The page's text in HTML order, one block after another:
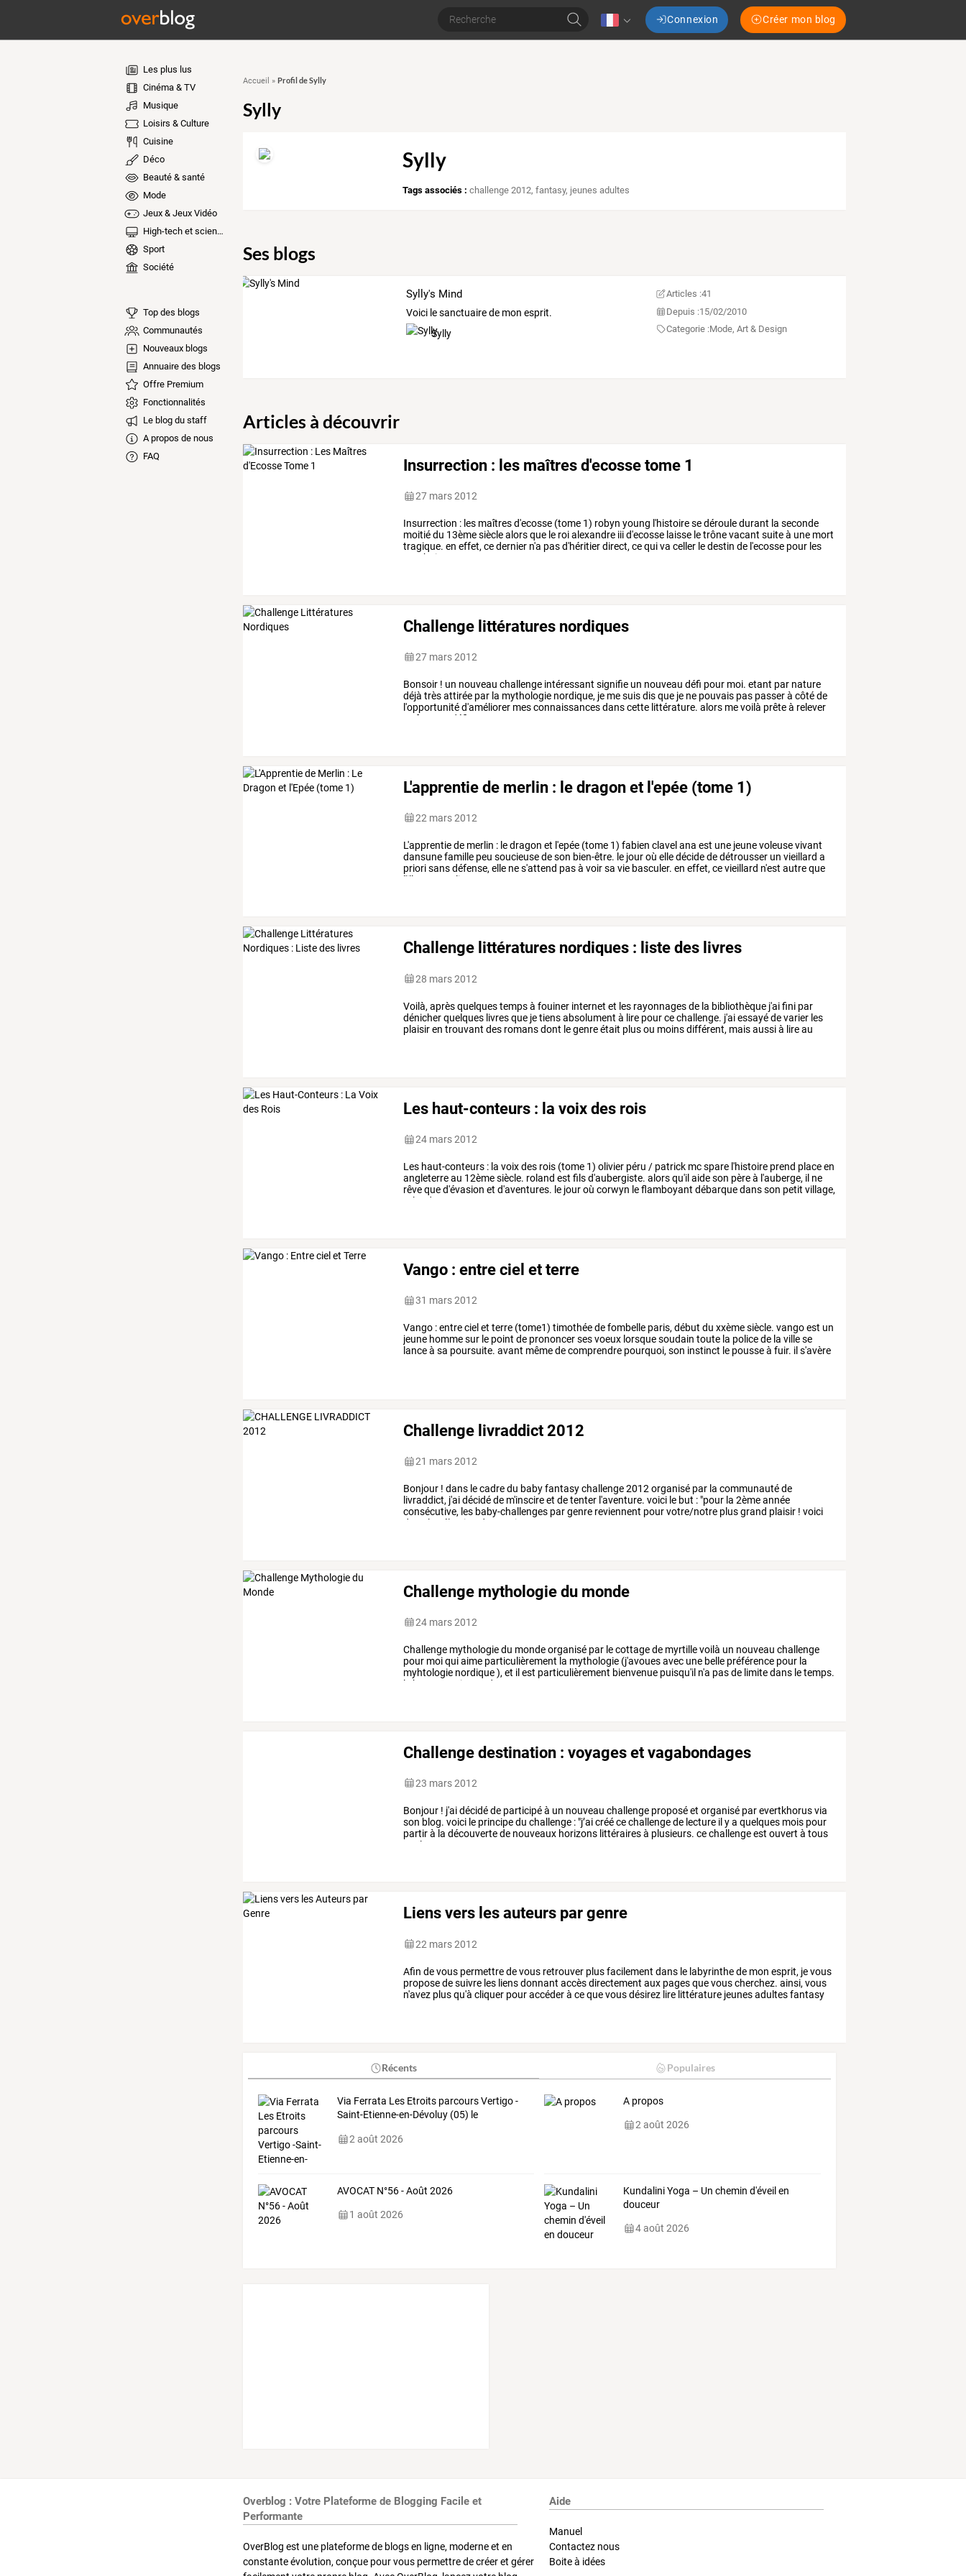
Connexion Créer mon blog
Les plus lus
Cinéma & TV
Musique
Loisirs & Culture
Cuisine
Déco
Beauté & santé
Mode
Jeux & Jeux Vidéo
High-tech et sciences
Sport
Société
Top des blogs
Communautés
Nouveaux blogs
Annuaire des blogs
Offre Premium
Fonctionnalités
Le blog du staff
A propos de nous
FAQ
Accueil » Profil de Sylly
Sylly
Sylly
Tags associés : challenge 2012,fantasy, jeunes adultes
Ses blogs
Sylly's Mind
Voici le sanctuaire de mon esprit.
Sylly
Articles :41
Depuis :15/02/2010
Categorie :Mode, Art & Design
Articles à découvrir
Insurrection : les maîtres d'ecosse tome 1
27 mars 2012
Insurrection : les maîtresd'ecosse (tome 1) robyn young l'histoiresedérouledurant la seconde
moitiédu 13èmesièclealorsque le roialexandre iiid'ecosse laisse letrônevacant suiteà une mort
tragique. en effet, cedernier n'a pasd'héritierdirect, cequiva celler ledestin de l'ecosse pour les
prochaines
Challenge littératures nordiques
27 mars 2012
Bonsoir ! un nouveau challenge intéressant signifie un nouveau défi pour moi. etant par nature
déjà trèsattirée par la mythologie nordique, je mesuisdisque je ne pouvais pas passerà côtéde
l'opportunitéd'améliorer mesconnaissancesdanscette littérature. alors mevoilà prêteà relever
fameux défi
L'apprentie de merlin : le dragon et l'epée (tome 1)
22 mars 2012
L'apprentiede merlin : ledragon et l'epée (tome 1) fabien clavel ana est une jeunevoleusevivant
dansunefamille peu soucieusedeson bien-être. le jouroù elledécidededétrousser un vieillard a
priorisansdéfense, elle nes'attend pasà voirsa vie basculer. en effet, cevieillard n'est autreque
l'illustre
merlin,
Challenge littératures nordiques : liste des livres
28 mars 2012
Voilà, aprèsquelquestempsà fouiner internet et les rayonnagesde la bibliothèque j'aifini par
dénicherquelques livresque jetiensabsolument à lire pourcechallenge. j'aiessayédevarier les
plaisiren trouvant des romansdont legenreétait plusou moinsdifférent, maisaussià lireau
Les haut-conteurs : la voix des rois
24 mars 2012
Les haut-conteurs : la voixdes rois (tome 1) olivier péru / patrick mcspare l'histoire prend placeen
angleterreau 12èmesiècle. roland est filsd'aubergiste. alorsqu'il aideson pèreà l'auberge, il ne
rêvequed'évasion et d'aventures. le jouroù corwyn leflamboyant débarquedansson petit village,
roland
Vango : entre ciel et terre
31 mars 2012
Vango :entreciel et terre (tome1) timothéedefombelle paris,début du xxèmesiècle. vangoest un
jeune hommesur le point de prononcersesvoeux lorsquesoudain toute la policede la villese
lanceà sa poursuite. avant mêmedecomprendre pourquoi,son instinct le pousseà fuir. il s'avère
Challenge livraddict 2012
21 mars 2012
Bonjour ! dans lecadredu babyfantasychallenge2012 organisé par la communautéde
livraddict, j'aidécidéde m'inscireet detenter l'aventure. voici le but : "pour la 2èmeannée
consécutive, les baby-challenges pargenre reviennent pourvotre/notre plusgrand plaisir ! voici
donc
la sélection des titres
Challenge mythologie du monde
24 mars 2012
Challenge mythologiedu mondeorganisé par lecottagede myrtillevoilà un nouveau challenge
pour moiquiaime particulièrement la mythologie (j'avouesavec une belle préférence pour la
myhtologie nordique), et il est particulièrement bienvenue puisqu'il n'a pasde limitedans letemps.
le
but vraiment de
Challenge destination : voyages et vagabondages
23 mars 2012
Bonjour ! j'aidécidéde participéà un nouveau challenge proposéet organisé parevertkhorusvia
son blog. voici le principedu challenge : "j’aicréécechallengede lecture il ya quelques mois pour
partirà la découvertede nouveaux horizons littérairesà plusieurs. cechallengeest ouvert à tous
plus
Liens vers les auteurs par genre
22 mars 2012
Afin de vous permettre de vous retrouver plus facilement dans le labyrinthe de mon esprit, je vous
propose de suivre les liens donnant accès directement aux pages que vous cherchez. ainsi, vous
n'avez plus qu'à cliquer pour accéder à ce que vous désirez lire littérature jeunes adultes fantasy
Récents Populaires
Via Ferrata Les Etroits parcours Vertigo -
Saint-Etienne-en-Dévoluy (05) le
2 août 2026
A propos
2 août 2026
AVOCAT N°56 - Août 2026
1 août 2026
Kundalini Yoga – Un chemin d'éveil en
douceur
4 août 2026
Overblog : Votre Plateforme de Blogging Facile et
Performante
OverBlog est une plateforme de blogs en ligne, moderne et en
constante évolution, conçue pour vous permettre de créer et gérer
Aide
Manuel
Contactez nous
Boite à idées